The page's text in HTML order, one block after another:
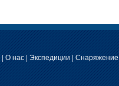
| О нас| Экспедиции | Снаряжение